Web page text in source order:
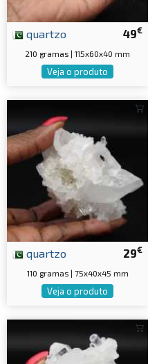
49€
quartzo
210 gramas | 115x60x40 mm
Veja o produto
29€
quartzo
110 gramas | 75x40x45 mm
Veja o produto